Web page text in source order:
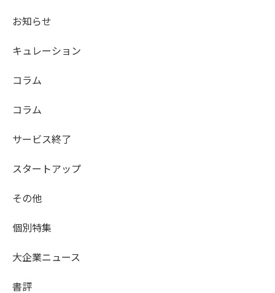
お知らせ
キュレーション
コラム
コラム
サービス終了
スタートアップ
その他
個別特集
大企業ニュース
書評